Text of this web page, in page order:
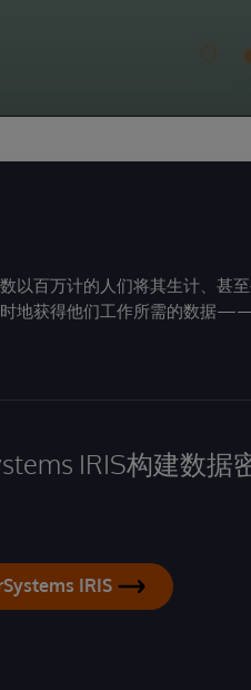
以百万计的人们将其生计、甚
地获得他们工作所需的数据——
IRIS构建数
IRIS